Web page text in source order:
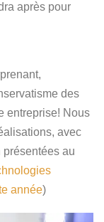
après pour
des
entreprise! Nous
avec
au
année)